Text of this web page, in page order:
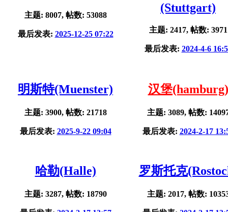
主题: 8007, 帖数: 53088
最后发表: 2025-12-25 07:22
(Stuttgart)
主题: 2417, 帖数: 3971
最后发表: 2024-4-6
明斯特(Muenster)
主题: 3900, 帖数: 21718
最后发表: 2025-9-22 09:04
汉堡(hamburg)
主题: 3089, 帖数:
最后发表: 2024-2-17
哈勒(Halle)
主题: 3287, 帖数: 18790
罗斯托克
主题: 2017, 帖数: